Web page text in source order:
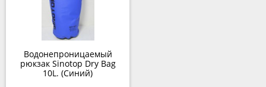
Водонепроницаемый
рюкзак Sinotop Dry Bag
10L. (Синий)